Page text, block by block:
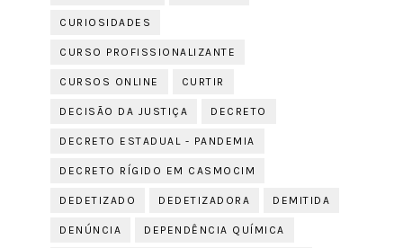
CURIOSIDADES
CURSO PROFISSIONALIZANTE
CURSOS ONLINE CURTIR
DECISÃO DA JUSTIÇA DECRETO
DECRETO ESTADUAL - PANDEMIA
DECRETO RÍGIDO EM CASMOCIM
DEDETIZADO DEDETIZADORA DEMITIDA
DENÚNCIA DEPENDÊNCIA QUÍMICA